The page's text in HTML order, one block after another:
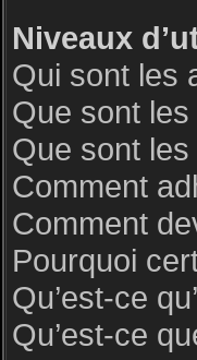
Niveaux
Qui sont les
Que sont
Que sont les
Comment
Comment
Pourquoi
Qu’est-ce
Qu’est-ce